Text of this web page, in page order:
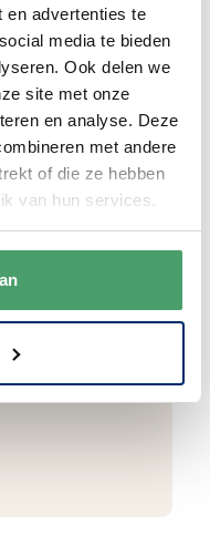
en advertenties te
media te bieden
Ook delen we
site met onze
en analyse. Deze
met andere
of die ze hebben
van hun services.
karton en
jouw bestelling
verzonden.